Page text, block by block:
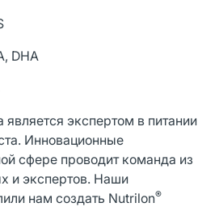
DHA
является экспертом в питании
Инновационные
сфере проводит команда из
и экспертов. Наши
нам создать Nutrilon®